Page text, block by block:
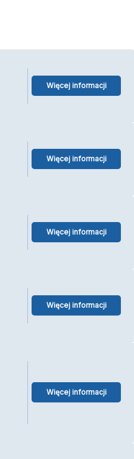
Więcej informacji
Więcej informacji
Więcej informacji
Więcej informacji
Więcej informacji